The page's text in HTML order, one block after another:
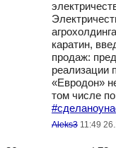
каратин,
продаж:
реализации
«Евродон»
том числе
Aleks3 11:49